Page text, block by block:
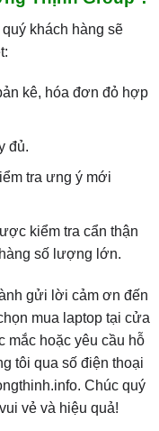
khách hàng sẽ
kê, hóa đơn đỏ hợp
đủ.
tra ưng ý mới
kiểm tra cẩn thận
số lượng lớn.
gửi lời cảm ơn đến
mua laptop tại cửa
mắc hoặc yêu cầu hỗ
tôi qua số điện thoại
Chúc quý
vẻ và hiệu quả!